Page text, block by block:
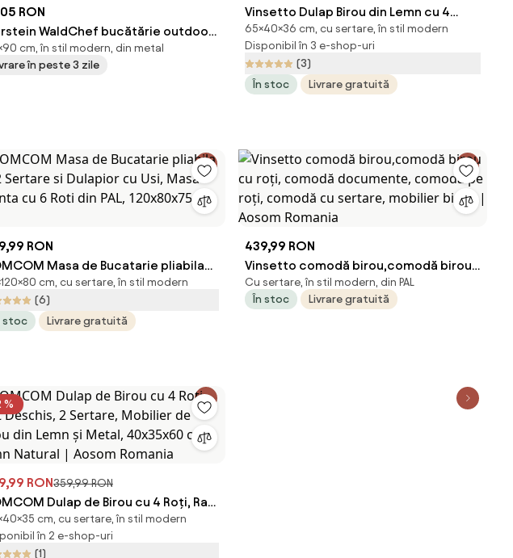
RON
WaldChef bucătărie outdoor |
de bucătărie | Blat de lucru din
inoxidabil | Rezistent la intemperii
cm, în stil modern, din metal
în peste 3 zile
Vinsetto Dulap Birou din Lemn cu 4
Sertare, Fiset Birou cu Roti si Margini
Inaltate, 40x36x65cm, Alb
65×40×36 cm, cu sertare, în stil modern
Disponibil în 3 e-shop-uri
(3)
În stoc
Livrare gratuită
RON
Masa de Bucatarie pliabila
Sertare si Dulapior cu Usi, Masa
cu 6 Roti din PAL, 120x80x75 cm,
cm, cu sertare, în stil modern
(6)
stoc
Livrare gratuită
439,99 RON
Vinsetto comodă birou,comodă birou
cu roți, comodă documente, comodă
pe roți, comodă cu sertare, mobilier
Cu sertare, în stil modern, din PAL
În stoc
Livrare gratuită
%
RON359,99 RON
Dulap de Birou cu 4 Roți, Raft
2 Sertare, Mobilier de Birou
Lemn și Metal, 40x35x60 cm, Lemn
cm, cu sertare, în stil modern
în 2 e-shop-uri
(1)